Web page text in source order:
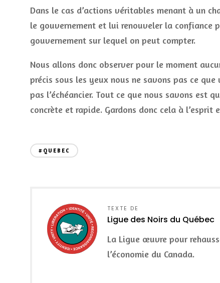
Dans le cas d’actions véritables menant à un
le gouvernement et lui renouveler la confiance
gouvernement sur lequel on peut compter.
Nous allons donc observer pour le moment
précis sous les yeux nous ne savons pas ce que
pas l’échéancier. Tout ce que nous savons est
concrète et rapide. Gardons donc cela à l’esprit
#QUEBEC
TEXTE DE
Ligue des Noirs du Québec
La Ligue œuvre pour
l’économie du Canada.